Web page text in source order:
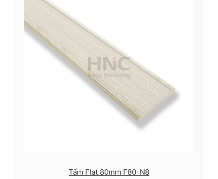
Tấm Flat 80mm F80-N8